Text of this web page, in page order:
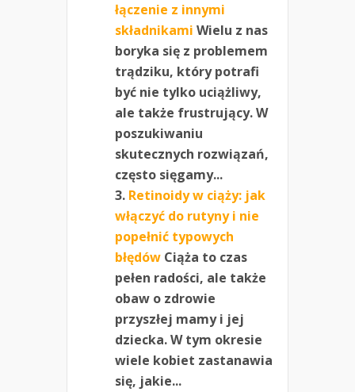
łączenie z innymi
składnikami Wielu z nas
boryka się z problemem
trądziku, który potrafi
być nie tylko uciążliwy,
ale także frustrujący. W
poszukiwaniu
skutecznych rozwiązań,
często sięgamy...
Retinoidy w ciąży: jak
włączyć do rutyny i nie
popełnić typowych
błędów Ciąża to czas
pełen radości, ale także
obaw o zdrowie
przyszłej mamy i jej
dziecka. W tym okresie
wiele kobiet zastanawia
się, jakie...